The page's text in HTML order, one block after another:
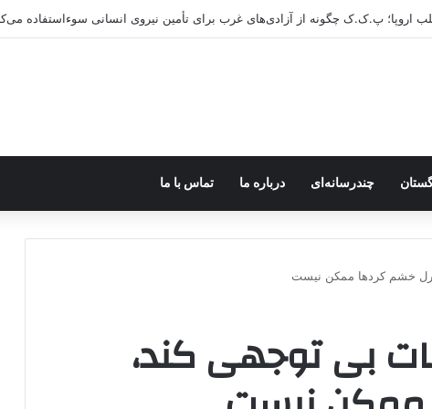
چندرسانه‌ای درباره ما تماس با ما
خشم کردها ممکن نیست
بی توجهی کند،